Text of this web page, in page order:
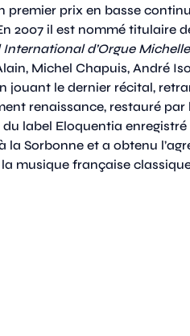
premier prix en basse
2007 il est nommé titulaire
International d’Orgue
Michel Chapuis, André
jouant le dernier récital,
renaissance, restauré par
label Eloquentia enregistré
Sorbonne et a obtenu
musique française